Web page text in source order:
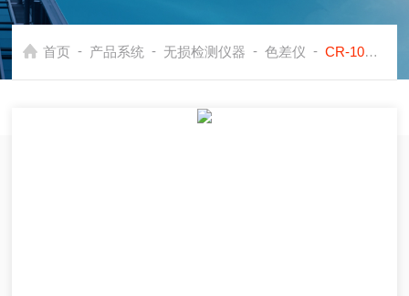
首页 - 产品系统 - 无损检测仪器 - 色差仪 - CR-10日本美能达色差计